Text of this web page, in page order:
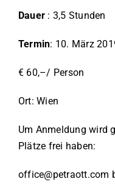
Dauer : 3,5 Stunden
Termin: 10. März
€ 60,–/ Person
Ort: Wien
Um Anmeldung wird
Plätze frei haben:
office@petraott.com